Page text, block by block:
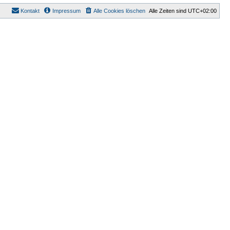
Alle Zeiten sind UTC+02:00
Alle Cookies löschen
Impressum
Kontakt